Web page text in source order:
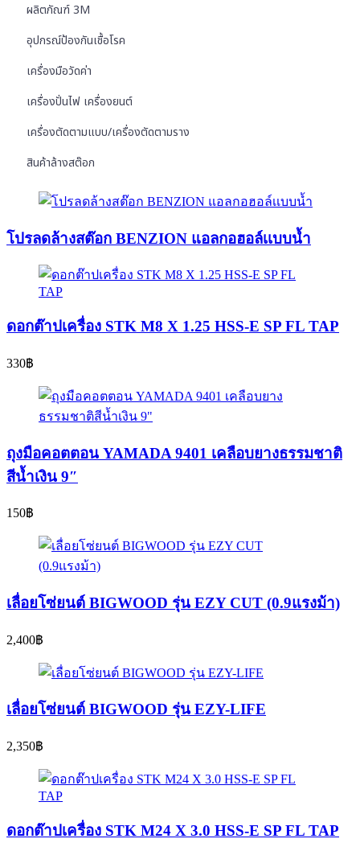
ผลิตภัณฑ์ 3M
อุปกรณ์ป้องกันเชื้อโรค
เครื่องมือวัดค่า
เครื่องปั่นไฟ เครื่องยนต์
เครื่องตัดตามแบบ/เครื่องตัดตามราง
สินค้าล้างสต๊อก
โปรลดล้างสต๊อก BENZION แอลกอฮอล์เเบบน้ำ
ดอกต๊าปเครื่อง STK M8 X 1.25 HSS-E SP FL TAP
330฿
ถุงมือคอตตอน YAMADA 9401 เคลือบยางธรรมชาติ
สีน้ำเงิน 9″
150฿
เลื่อยโซ่ยนต์ BIGWOOD รุ่น EZY CUT (0.9แรงม้า)
2,400฿
เลื่อยโซ่ยนต์ BIGWOOD รุ่น EZY-LIFE
2,350฿
ดอกต๊าปเครื่อง STK M24 X 3.0 HSS-E SP FL TAP